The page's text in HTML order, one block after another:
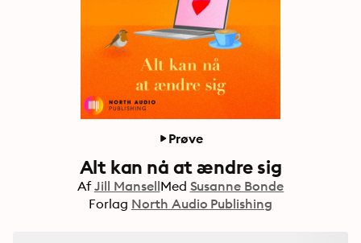
Prøve
Alt kan nå at ændre sig
Af Jill MansellMed Susanne Bonde
Forlag North Audio Publishing